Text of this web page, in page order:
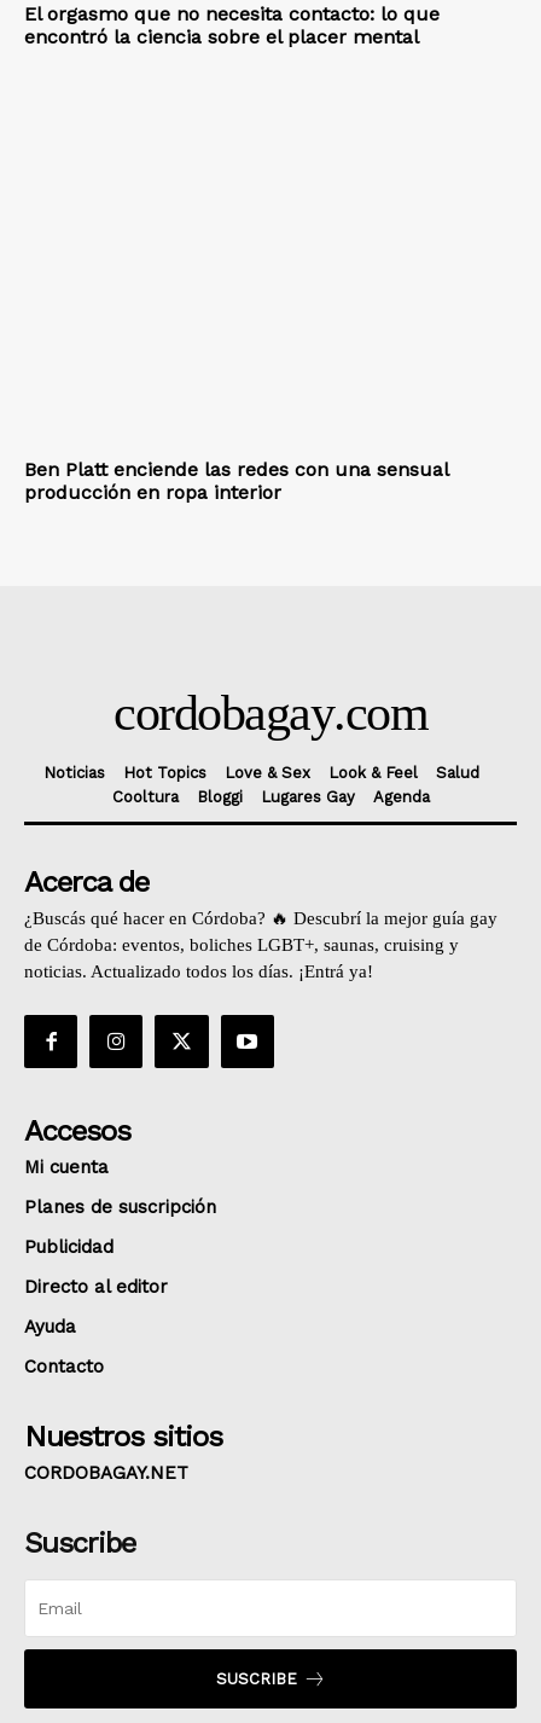
El orgasmo que no necesita contacto: lo que
encontró la ciencia sobre el placer mental
Ben Platt enciende las redes con una sensual
producción en ropa interior
cordobagay.com
Noticias Hot Topics Love & Sex Look & Feel
Salud
Cooltura
Bloggi Lugares Gay Agenda
Acerca de
¿Buscás qué hacer en Córdoba? 🔥 Descubrí la mejor guía gay
de Córdoba: eventos, boliches LGBT+, saunas, cruising y
noticias. Actualizado todos los días. ¡Entrá ya!
Accesos
Mi cuenta
Planes de suscripción
Publicidad
Directo al editor
Ayuda
Contacto
Nuestros sitios
CORDOBAGAY.NET
Suscribe
SUSCRIBE